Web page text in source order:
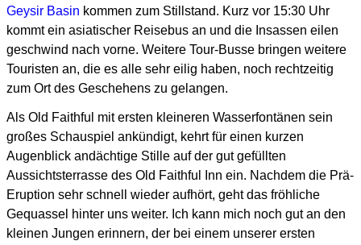
Geysir Basin kommen zum Stillstand. Kurz vor 15:30 Uhr
kommt ein asiatischer Reisebus an und die Insassen eilen
geschwind nach vorne. Weitere Tour-Busse bringen weitere
Touristen an, die es alle sehr eilig haben, noch rechtzeitig
zum Ortdes Geschehens zu gelangen.
Als Old Faithful mit ersten kleineren Wasserfontänen sein
großes Schauspiel ankündigt, kehrt für einen kurzen
Augenblick andächtige Stille auf der gut gefüllten
Aussichtsterrasse des Old Faithful Inn ein. Nachdem die Prä-
Eruption sehr schnell wieder aufhört, geht das fröhliche
Gequassel hinter uns weiter. Ich kann mich noch gut an den
kleinen Jungen erinnern, der bei einem unserer ersten